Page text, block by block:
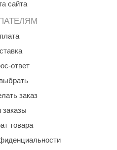
сайта
ответ
заказ
товара